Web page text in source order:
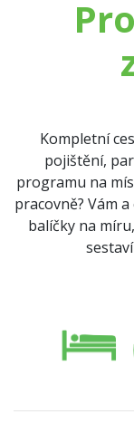
Kompletní
pojištění,
programu na
pracovně? Vám
balíčky na